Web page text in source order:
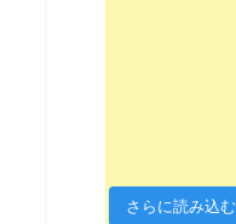
さらに読み込む